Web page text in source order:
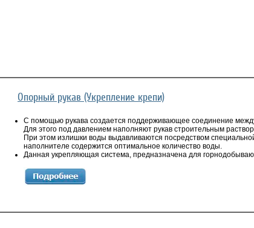
Опорный рукав (Укрепление крепи)
С помощью рукава создается поддерживающее соединение
Для этого под давлением наполняют рукав строительным
При этом излишки воды выдавливаются посредством
наполнителе содержится оптимальное количество воды.
Данная укрепляющая система, предназначена для